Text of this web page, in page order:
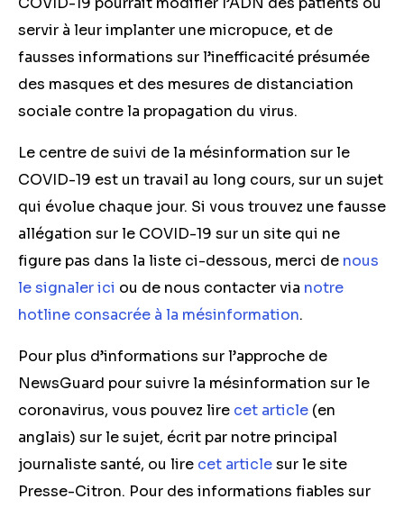
servir à leur implanter une micropuce, et de
fausses informations sur l’inefficacité présumée
des masques et des mesures de distanciation
sociale contre la propagation du virus.
Le centre de suivi de la mésinformation sur le
COVID-19 est un travail au long cours, sur un sujet
qui évolue chaque jour. Si vous trouvez une fausse
allégation sur le COVID-19 sur un site qui ne
figure pas dans la liste ci-dessous, merci de nous
le signaler ici ou de nous contacter via notre
hotline consacrée à la mésinformation.
Pour plus d’informations sur l’approche de
NewsGuard pour suivre la mésinformation sur le
coronavirus, vous pouvez lire cet article (en
anglais) sur le sujet, écrit par notre principal
journaliste santé, ou lire cet articlesur le site
Presse-Citron. Pour des informations fiables sur